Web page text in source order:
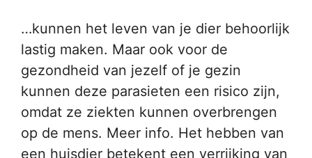
…kunnen het leven van je dier behoorlijk
lastig maken. Maar ook voor de
gezondheid van jezelf of je gezin
kunnen deze parasieten een risico zijn,
omdat ze ziekten kunnen overbrengen
op de mens. Meer info. Het hebben van
een huisdier betekent een verrijking van